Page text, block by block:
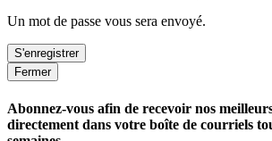
Un mot de passe vous sera envoyé.
Fermer
Abonnez-vous afin de recevoir nos
directement dans votre boîte de courriels